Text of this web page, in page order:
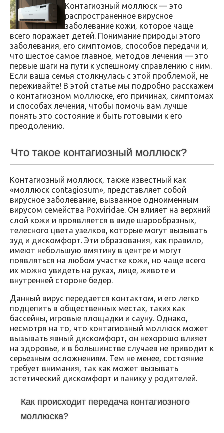
Контагиозный моллюск — это
распространенное вирусное
заболевание кожи, которое чаще
всего поражает детей. Понимание природы этого
заболевания, его симптомов, способов передачи и,
что шестое самое главное, методов лечения — это
первые шаги на пути к успешному справлению с ним.
Если ваша семья столкнулась с этой проблемой, не
переживайте! В этой статье мы подробно расскажем
о контагиозном моллюске, его причинах, симптомах
и способах лечения, чтобы помочь вам лучше
понять это состояние и быть готовыми к его
преодолению.
Что такое контагиозный моллюск?
Контагиозный моллюск, также известный как
«моллюск contagiosum», представляет собой
вирусное заболевание, вызванное одноименным
вирусом семейства Poxviridae. Он влияет на верхний
слой кожи и проявляется в виде шарообразных,
телесного цвета узелков, которые могут вызывать
зуд и дискомфорт. Эти образования, как правило,
имеют небольшую вмятину в центре и могут
появляться на любом участке кожи, но чаще всего
их можно увидеть на руках, лице, животе и
внутренней стороне бедер.
Данный вирус передается контактом, и его легко
подцепить в общественных местах, таких как
бассейны, игровые площадки и сауну. Однако,
несмотря на то, что контагиозный моллюск может
вызывать явный дискомфорт, он нехорошо влияет
на здоровье, и в большинстве случаев не приводит к
серьезным осложнениям. Тем не менее, состояние
требует внимания, так как может вызывать
эстетический дискомфорт и панику у родителей.
Как происходит передача контагиозного
моллюска?